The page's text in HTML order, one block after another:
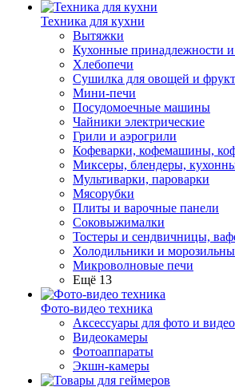
Техника для кухни
Вытяжки
Кухонные принадлежности и
Хлебопечи
Сушилка для овощей и
Мини-печи
Посудомоечные машины
Чайники электрические
Грили и аэрогрили
Кофеварки, кофемашины,
Миксеры, блендеры,
Мультиварки, пароварки
Мясорубки
Плиты и варочные панели
Соковыжималки
Тостеры и сендвичницы,
Холодильники и
Микроволновые печи
Ещё 13
Фото-видео техника
Аксессуары для фото и видео
Видеокамеры
Фотоаппараты
Экшн-камеры